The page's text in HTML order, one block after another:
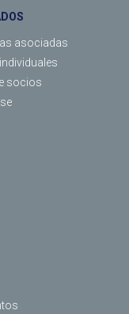
asociadas
socios